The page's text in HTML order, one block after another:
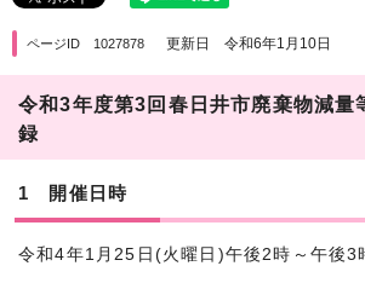
ページID 1027878 更新日 令和6年1月10日
令和3年度第3回春日井市廃棄物減量
録
1 開催日時
令和4年1月25日(火曜日)午後2時～午後3